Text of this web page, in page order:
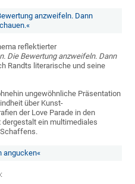
anzweifeln. Dann
reflektierter
Die Bewertung anzweifeln. Dann
Randts literarische und seine
ungewöhnliche Präsentation
über Kunst-
der Love Parade in den
dergestalt ein multimediales
angucken«